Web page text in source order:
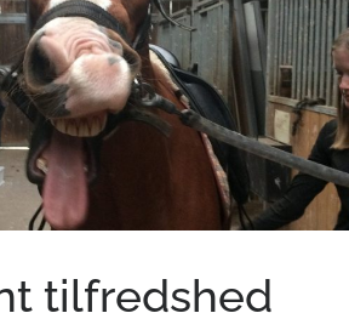
sin have
tilfredshed